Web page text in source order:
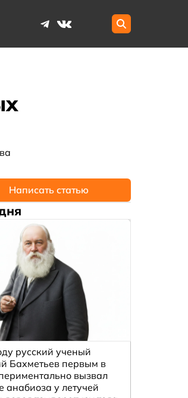
Написать статью
русский ученый
Бахметьев первым в
вызвал
анабиоза у летучей